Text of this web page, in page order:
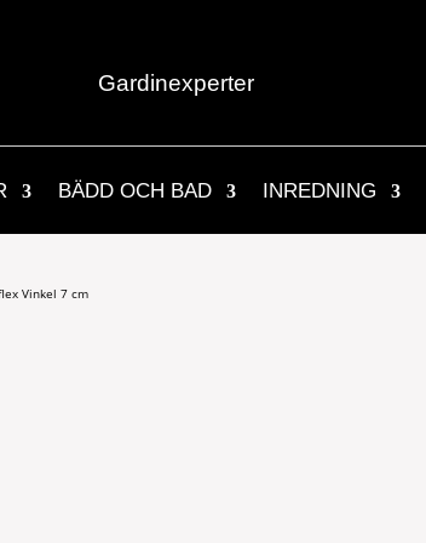
Gardinexperter
BÄDD OCH BAD INREDNING
Vinkel 7 cm